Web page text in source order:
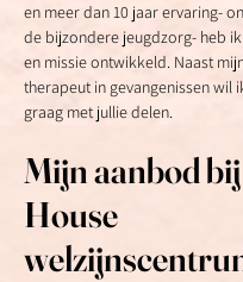
en meer dan 10 jaar ervaring-
de bijzondere jeugdzorg- heb
en missie ontwikkeld. Naast
therapeut in gevangenissen wil
graag met jullie delen.
Mijn aanbod
House